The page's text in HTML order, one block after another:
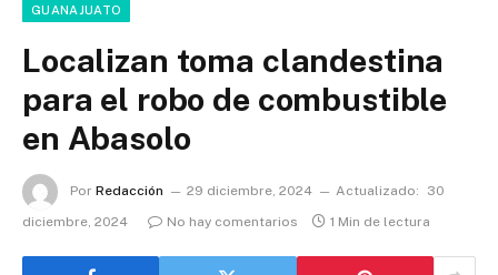
GUANAJUATO
Localizan toma clandestina
para el robo de combustible
en Abasolo
Por Redacción 29 diciembre, 2024 Actualizado:
30
diciembre, 2024
No hay comentarios 1 Min de lectura